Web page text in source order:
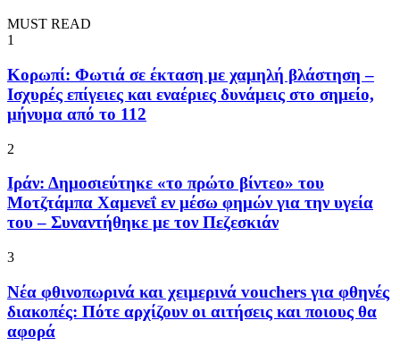
MUST READ
1
Κορωπί: Φωτιά σε έκταση με χαμηλή βλάστηση –
Ισχυρές επίγειες και εναέριες δυνάμεις στο σημείο,
μήνυμα από το 112
2
Ιράν: Δημοσιεύτηκε «το πρώτο βίντεο» του
Μοτζτάμπα Χαμενεΐ εν μέσω φημών για την υγεία
του – Συναντήθηκε με τον Πεζεσκιάν
3
Νέα φθινοπωρινά και χειμερινά vouchers για φθηνές
διακοπές: Πότε αρχίζουν οι αιτήσεις και ποιους θα
αφορά